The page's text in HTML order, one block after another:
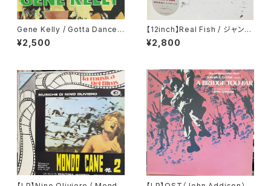
Gene Kelly / Gotta Dance:
Best of [Import]
¥2,500
【12inch】Real Fish / ジャンク
ビート東京
¥2,800